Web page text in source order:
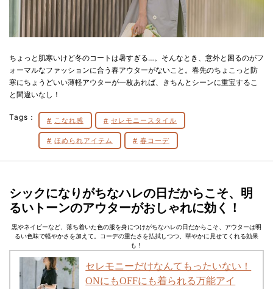
ちょっと肌寒いけど冬のコートは暑すぎる…。そんなとき、意外と困るのがフ
ォーマルなファッションに合う春アウターがないこと。春先のちょこっと防
寒にちょうどいい薄軽アウターが一枚あれば、きちんとシーンに重宝するこ
と間違いなし！
Tags： こなれ感 セレモニースタイル
ほめられアイテム 春コーデ
シックになりがちなハレの日だからこそ、明
るいトーンのアウターがおしゃれに効く！
黒やネイビーなど、落ち着いた色の服を身につけがちなハレの日だからこそ、アウターは明
るい色味で軽やかさを加えて。コーデの重たさを払拭しつつ、華やかに見せてくれる効果
も！
セレモニーだけなんてもったいない！
ONにもOFFにも着られる万能アイ